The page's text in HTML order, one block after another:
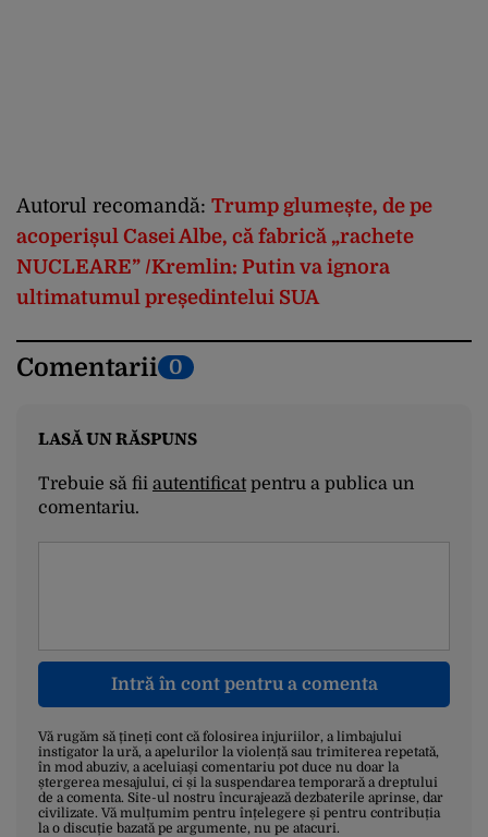
Autorul recomandă: Trump glumește, de pe
acoperișul Casei Albe, că fabrică „rachete
NUCLEARE” /Kremlin: Putin va ignora
ultimatumul președintelui SUA
Comentarii 0
LASĂ UN RĂSPUNS
Trebuie să fii autentificatpentru a publica un
comentariu.
Intră în cont pentru a comenta
Vă rugăm să țineți cont că folosirea injuriilor, a limbajului
instigator la ură, a apelurilor la violență sau trimiterea repetată,
în mod abuziv, a aceluiași comentariu pot duce nu doar la
ștergerea mesajului, ci și la suspendarea temporară a dreptului
de a comenta. Site-ul nostru încurajează dezbaterile aprinse, dar
civilizate. Vă mulțumim pentru înțelegere și pentru contribuția
la o discuție bazată pe argumente, nu pe atacuri.